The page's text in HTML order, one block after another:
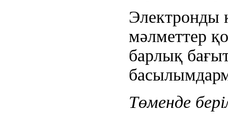
Электронды
мәлметтер
барлық
Төменде